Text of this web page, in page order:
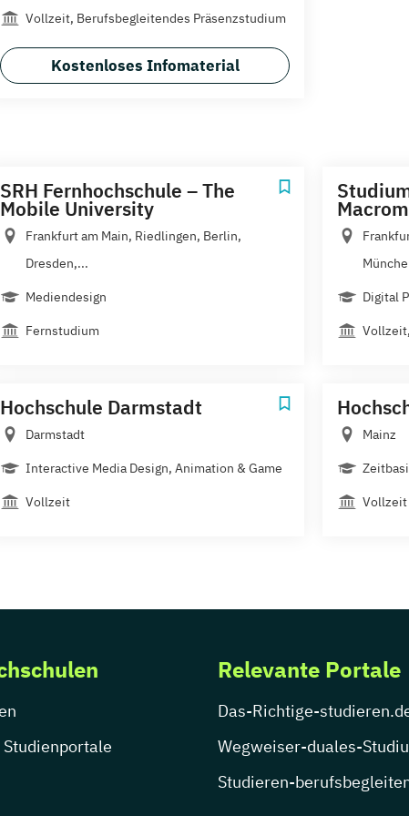
Vollzeit, Berufsbegleitendes Präsenzstudium
Kostenloses Infomaterial
SRH Fernhochschule – The
Mobile University
Frankfurt am Main, Riedlingen, Berlin,
Dresden,...
Mediendesign
Fernstudium
Digital
Hochschule Darmstadt
Darmstadt
Interactive Media Design, Animation & Game
Vollzeit
Mainz
Vollzeit
Relevante Portale
Das-Richtige-
Wegweiser-duales-
Studieren-